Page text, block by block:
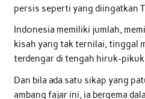
persis seperti yang diingatkan
Indonesia memiliki jumlah,
kisah yang tak ternilai, tinggal
terdengar di tengah hiruk-pikuk
Dan bila ada satu sikap yang
ambang fajar ini, ia bergema